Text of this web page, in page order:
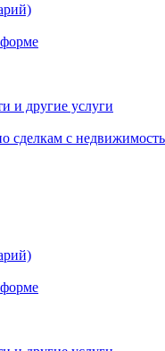
и другие услуги
сделкам с